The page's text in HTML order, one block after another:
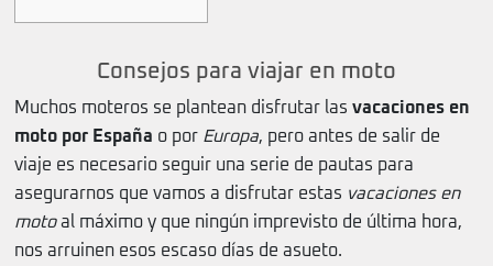
Consejos para viajar en moto
Muchos moteros se plantean disfrutar las vacaciones en
moto por España o por Europa, pero antes de salir de
viaje es necesario seguir una serie de pautas para
asegurarnos que vamos a disfrutar estas vacaciones en
motoal máximo y que ningún imprevisto de última hora,
nos arruinen esos escaso días de asueto.